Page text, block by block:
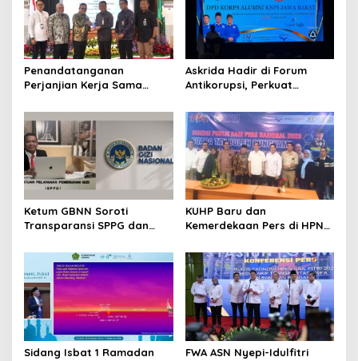
Penandatanganan
Perjanjian Kerja Sama
PD Bali
Askrida Hadir di Forum
Antikorupsi, Perkuat
Ketum GBNN Soroti
Transparansi SPPG dan
KUHP Baru dan
Kemerdekaan Pers di HPN
Sidang Isbat 1 Ramadan
FWA ASN Nyepi-Idulfitri